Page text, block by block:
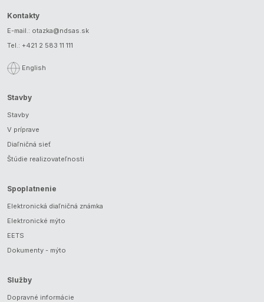
Kontakty
E-mail.: otazka@ndsas.sk
Tel.: +421 2 583 11 111
English
Stavby
Stavby
V príprave
Diaľničná sieť
Štúdie realizovateľnosti
Spoplatnenie
Elektronická diaľničná známka
Elektronické mýto
EETS
Dokumenty - mýto
Služby
Dopravné informácie